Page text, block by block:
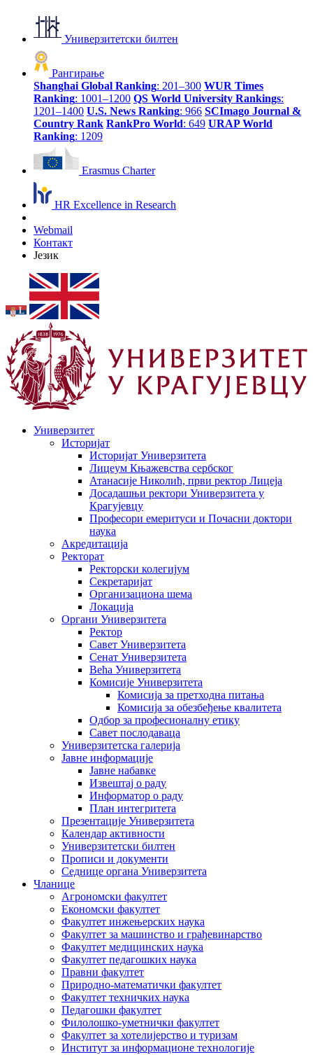
Универзитетски билтен
Рангирање
Shanghai Global Ranking: 201–300 WUR Times
Ranking: 1001–1200 QS World University Rankings:
1201–1400 U.S. News Ranking: 966 SCImago Journal &
Country Rank RankPro World: 649 URAP World
Ranking: 1209
Erasmus Charter
HR Excellence in Research
Webmail
Контакт
Језик
Универзитет
Историјат
Историјат Универзитета
Лицеум Књажевства сербског
Атанасије Николић, први ректор Лицеја
Досадашњи ректори Универзитета у
Крагујевцу
Професори емеритуси и Почасни доктори
наука
Акредитација
Ректорат
Ректорски колегијум
Секретаријат
Организациона шема
Локација
Органи Универзитета
Ректор
Савет Универзитета
Сенат Универзитета
Већа Универзитета
Комисије Универзитета
Комисија за претходна питања
Комисија за обезбеђење квалитета
Одбор за професионалну етику
Савет послодаваца
Универзитетска галерија
Јавне информације
Јавне набавке
Извештај о раду
Информатор о раду
План интегритета
Презентације Универзитета
Календар активности
Универзитетски билтен
Прописи и документи
Седнице органа Универзитета
Чланице
Агрономски факултет
Економски факултет
Факултет инжењерских наука
Факултет за машинство и грађевинарство
Факултет медицинских наука
Факултет педагошких наука
Правни факултет
Природно-математички факултет
Факултет техничких наука
Педагошки факултет
Филолошко-уметнички факултет
Факултет за хотелијерство и туризам
Институт за информационе технологије